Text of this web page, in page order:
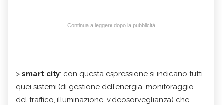
Continua a leggere dopo la pubblicità
> smart city: con questa espressione si indicano tutti
quei sistemi (di gestione dell’energia, monitoraggio
del traffico, illuminazione, videosorveglianza) che